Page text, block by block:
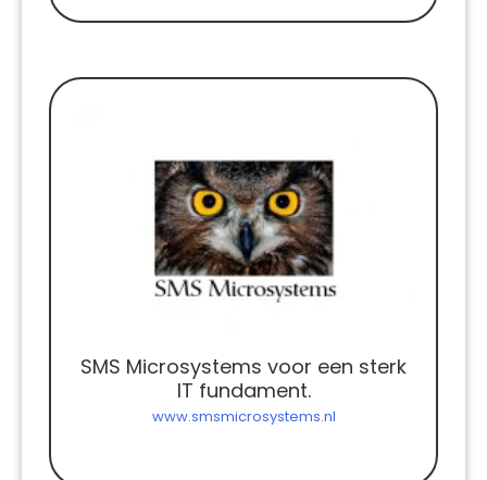
SMS Microsystems voor een sterk
IT fundament.
www.smsmicrosystems.nl